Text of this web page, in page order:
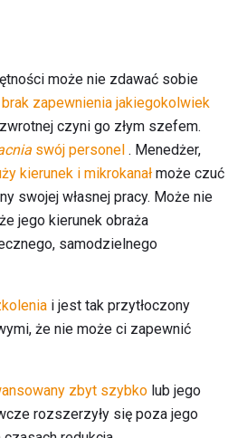
może nie zdawać sobie
brak zapewnienia jakiegokolwiek
czyni go złym szefem.
swój personel . Menedżer,
kierunek i mikrokanał może czuć
swojej własnej pracy. Może nie
jego kierunek obraża
samodzielnego
i jest tak przytłoczony
że nie może ci zapewnić
zbyt szybko lub jego
rozszerzyły się poza jego